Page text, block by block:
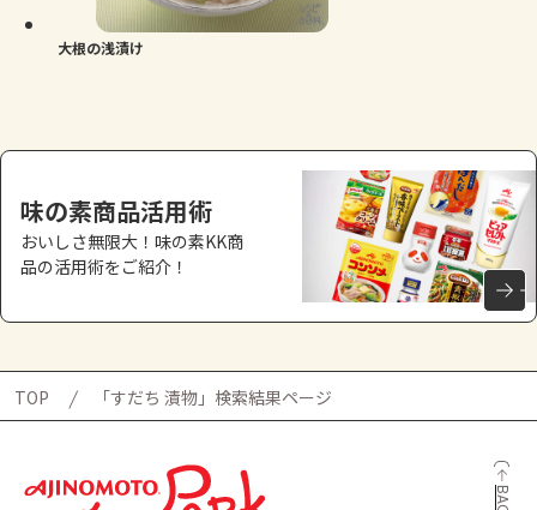
お買い物
大根の浅漬け
味の素商品活用術
おいしさ無限大！味の素KK商
品の活用術をご紹介！
TOP 「すだち 漬物」検索結果ページ